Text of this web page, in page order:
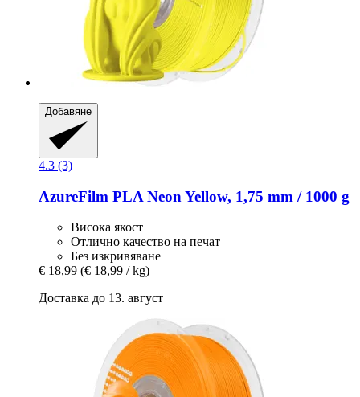
Добавяне
4.3 (3)
AzureFilm PLA Neon Yellow, 1,75 mm / 1000 g
Висока якост
Отлично качество на печат
Без изкривяване
€ 18,99 (€ 18,99 / kg)
Доставка до 13. август